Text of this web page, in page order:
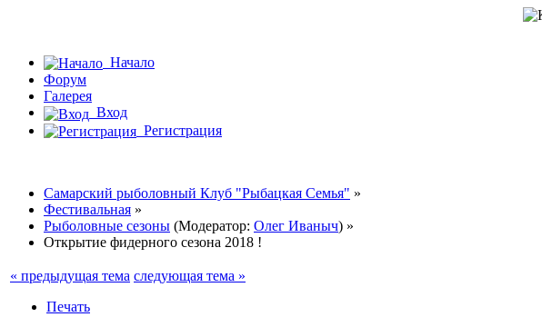
Начало
Форум
Галерея
Вход
Регистрация
Самарский рыболовный Клуб "Рыбацкая Семья" »
Фестивальная »
Рыболовные сезоны (Модератор: Олег Иваныч) »
Открытие фидерного сезона 2018 !
« предыдущая тема следующая тема »
Печать